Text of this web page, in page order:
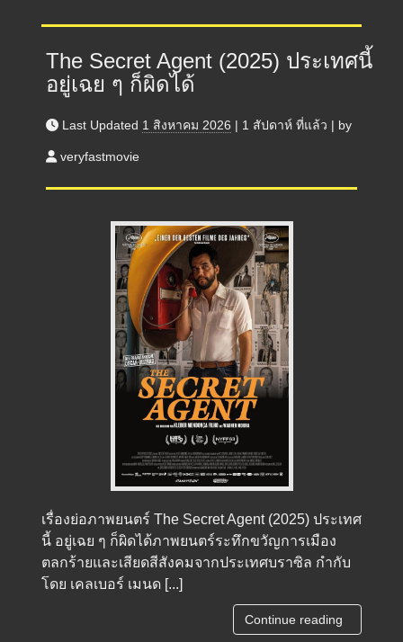
The Secret Agent (2025) ประเทศนี้
อยู่เฉย ๆ ก็ผิดได้
Last Updated 1 สิงหาคม 2026 | 1 สัปดาห์ ที่แล้ว | by
veryfastmovie
เรื่องย่อภาพยนตร์ The Secret Agent (2025) ประเทศ
นี้ อยู่เฉย ๆ ก็ผิดได้ภาพยนตร์ระทึกขวัญการเมือง
ตลกร้ายและเสียดสีสังคมจากประเทศบราซิล กำกับ
โดย เคลเบอร์ เมนด [...]
Continue reading